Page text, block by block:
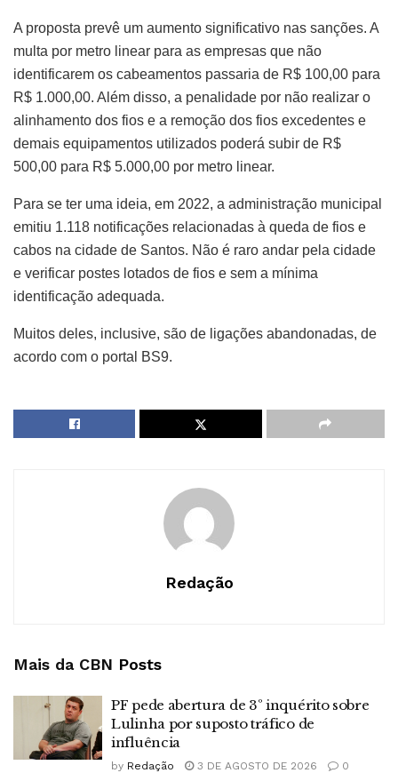
A proposta prevê um aumento significativo nas sanções. A
multa por metro linear para as empresas que não
identificarem os cabeamentos passaria de R$ 100,00 para
R$ 1.000,00. Além disso, a penalidade por não realizar o
alinhamento dos fios e a remoção dos fios excedentes e
demais equipamentos utilizados poderá subir de R$
500,00 para R$ 5.000,00 por metro linear.
Para se ter uma ideia, em 2022, a administração municipal
emitiu 1.118 notificações relacionadas à queda de fios e
cabos na cidade de Santos. Não é raro andar pela cidade
e verificar postes lotados de fios e sem a mínima
identificação adequada.
Muitos deles, inclusive, são de ligações abandonadas, de
acordo com o portal BS9.
Redação
Mais da CBN Posts
PF pede abertura de 3º inquérito sobre
Lulinha por suposto tráfico de
influência
by Redação 3 DE AGOSTO DE 2026 0